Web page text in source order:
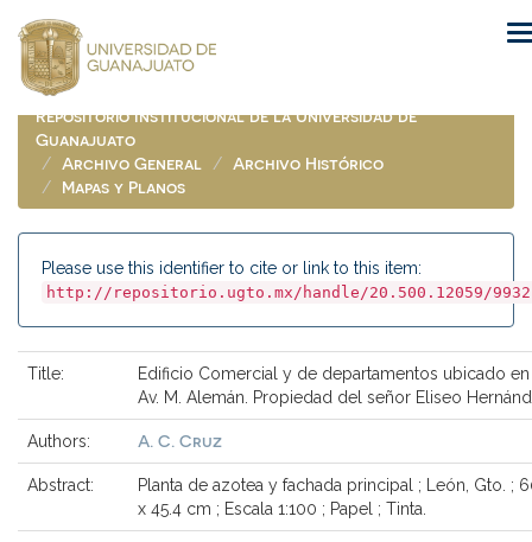
navigation
Repositorio Institucional de la Universidad de
Guanajuato
Archivo General
Archivo Histórico
Mapas y Planos
Please use this identifier to cite or link to this item:
http://repositorio.ugto.mx/handle/20.500.12059/9932
Title:
Edificio Comercial y de departamentos ubicado
Av. M. Alemán. Propiedad del señor Eliseo
Authors: A. C. Cruz
Abstract:
Planta de azotea y fachada principal ; León, Gto. ;
x 45.4 cm ; Escala 1:100 ; Papel ; Tinta.